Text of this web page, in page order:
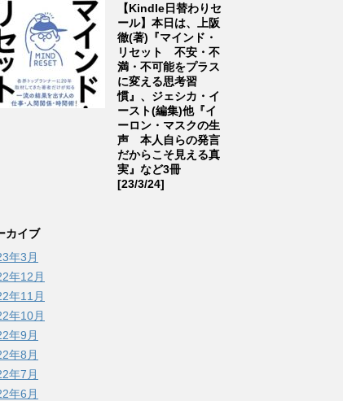
【Kindle日替わりセ
ール】本日は、上阪
徹(著)『マインド・
リセット 不安・不
満・不可能をプラス
に変える思考習
慣』、ジェシカ・イ
ースト(編集)他『イ
ーロン・マスクの生
声 本人自らの発言
だからこそ見える真
実』など3冊
[23/3/24]
カイブ
年3月
年12月
年11月
年10月
年9月
年8月
年7月
年6月